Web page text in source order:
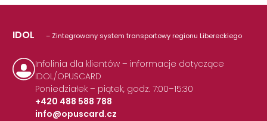
IDOL – Zintegrowany system transportowy regionu Libereckiego
Infolinia dla klientów – informacje dotyczące
IDOL/OPUSCARD
Poniedziałek – piątek, godz. 7:00–15:30
+420 488 588 788
|
info@opuscard.cz